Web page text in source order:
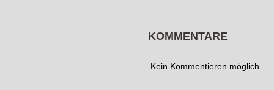
KOMMENTARE
Kein Kommentieren möglich.